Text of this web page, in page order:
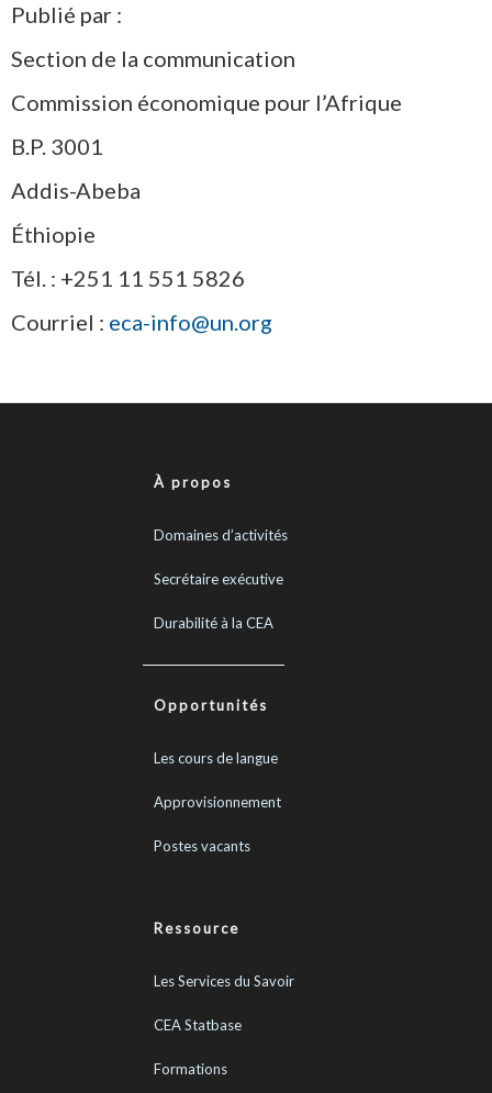
Publié par :
Section de la communication
Commission économique pour l’Afrique
B.P. 3001
Addis-Abeba
Éthiopie
Tél. : +251 11 551 5826
Courriel : eca-info@un.org
À propos
Domaines d’activités
Secrétaire exécutive
Durabilité à la CEA
Opportunités
Les cours de langue
Approvisionnement
Postes vacants
Ressource
Les Services du Savoir
CEA Statbase
Formations